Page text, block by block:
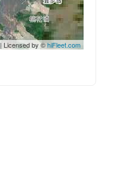
| Licensed by ©hiFleet.com